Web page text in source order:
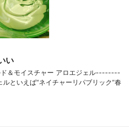
い
ド＆モイスチャー アロエジェル--------
いえば“ネイチャーリパブリック”春